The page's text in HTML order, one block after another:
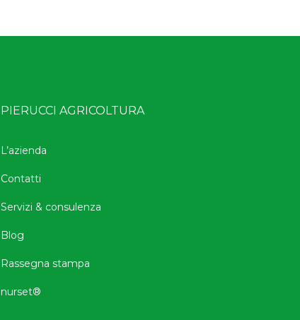
PIERUCCI AGRICOLTURA
L’azienda
Contatti
Servizi & consulenza
Blog
Rassegna stampa
nurset®